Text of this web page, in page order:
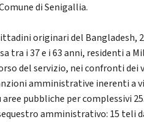
di Senigallia.
originari del Bangladesh,
tra i 37 e i 63 anni, residenti a
del servizio, nei confronti
amministrative inerenti a
pubbliche per complessivi
amministrativo: 15 teli